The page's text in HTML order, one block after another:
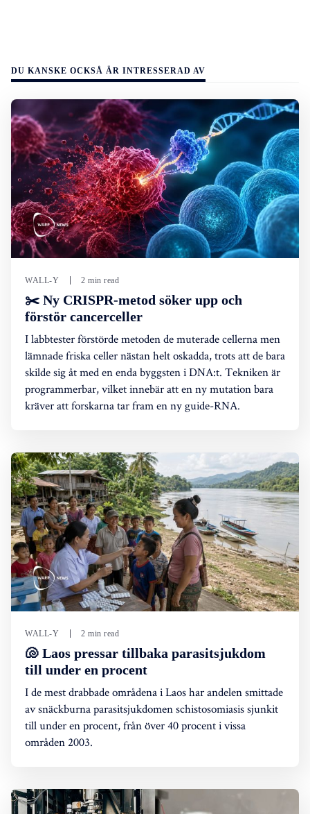
DU KANSKE OCKSÅ ÄR INTRESSERAD AV
WALL-Y 2 min read
✂️ Ny CRISPR-metod söker upp och
förstör cancerceller
I labbtester förstörde metoden de muterade cellerna men
lämnade friska celler nästan helt oskadda, trots att de bara
skilde sig åt med en enda byggsten i DNA:t. Tekniken är
programmerbar, vilket innebär att en ny mutation bara
kräver att forskarna tar fram en ny guide-RNA.
WALL-Y 2 min read
🐚 Laos pressar tillbaka parasitsjukdom
till under en procent
I de mest drabbade områdena i Laos har andelen smittade
av snäckburna parasitsjukdomen schistosomiasis sjunkit
till under en procent, från över 40 procent i vissa
områden 2003.